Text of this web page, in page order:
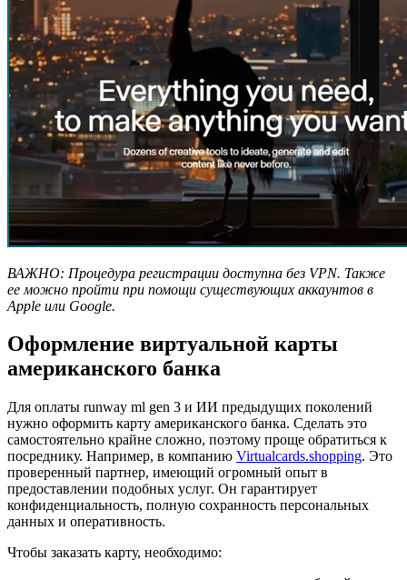
ВАЖНО: Процедура регистрации доступна без VPN. Также
ее можно пройти при помощи существующих аккаунтов в
Apple или Google.
Оформление виртуальной карты
американского банка
Для оплаты runway ml gen 3 и ИИ предыдущих поколений
нужно оформить карту американского банка. Сделать это
самостоятельно крайне сложно, поэтому проще обратиться к
посреднику. Например, в компанию Virtualcards.shopping. Это
проверенный партнер, имеющий огромный опыт в
предоставлении подобных услуг. Он гарантирует
конфиденциальность, полную сохранность персональных
данных и оперативность.
Чтобы заказать карту, необходимо: